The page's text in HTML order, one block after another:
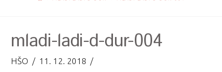
mladi-ladi-d-dur-004
HŠO 11. 12. 2018